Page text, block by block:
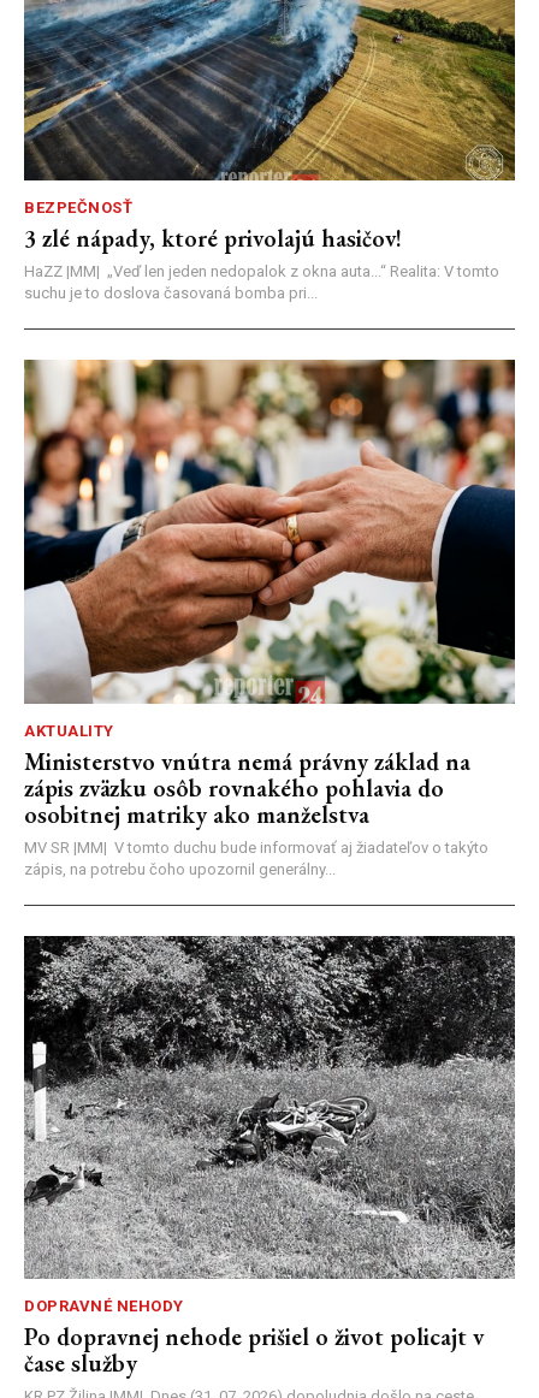
BEZPEČNOSŤ
3 zlé nápady, ktoré privolajú hasičov!
HaZZ |MM| ​„Veď len jeden nedopalok z okna auta...“ ​Realita: V tomto
suchu je to doslova časovaná bomba pri...
AKTUALITY
Ministerstvo vnútra nemá právny základ na
zápis zväzku osôb rovnakého pohlavia do
osobitnej matriky ako manželstva
MV SR |MM| V tomto duchu bude informovať aj žiadateľov o takýto
zápis, na potrebu čoho upozornil generálny...
DOPRAVNÉ NEHODY
Po dopravnej nehode prišiel o život policajt v
čase služby